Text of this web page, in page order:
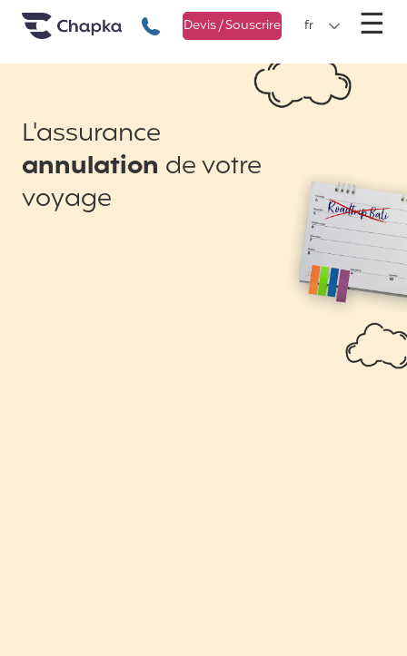
Chapka Assurances Voyages
+33 1 74 85 50 50
Devis / Souscrire fr ☰
L'assurance
annulation de votre
voyage